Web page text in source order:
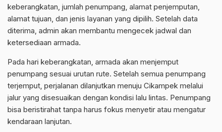
keberangkatan, jumlah penumpang, alamat penjemputan,
alamat tujuan, dan jenis layanan yang dipilih. Setelah data
diterima, admin akan membantu mengecek jadwal dan
ketersediaan armada.
Pada hari keberangkatan, armada akan menjemput
penumpang sesuai urutan rute. Setelah semua penumpang
terjemput, perjalanan dilanjutkan menuju Cikampek melalui
jalur yang disesuaikan dengan kondisi lalu lintas. Penumpang
bisa beristirahat tanpa harus fokus menyetir atau mengatur
kendaraan lanjutan.